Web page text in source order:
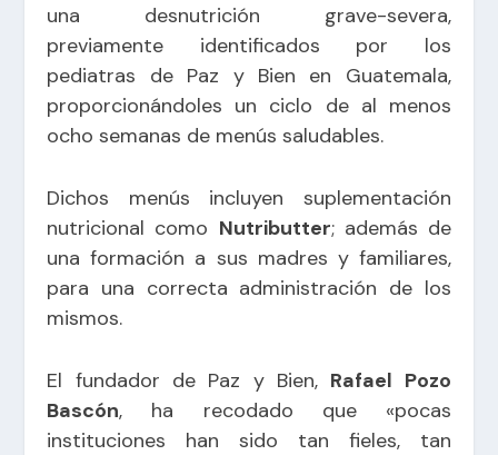
una desnutrición grave-severa,
previamente identificados por los
pediatras de Paz y Bien en Guatemala,
proporcionándoles un ciclo de al menos
ocho semanas de menús saludables.
Dichos menús incluyen suplementación
nutricional como Nutributter; además de
una formación a sus madres y familiares,
para una correcta administración de los
mismos.
El fundador de Paz y Bien, Rafael Pozo
Bascón, ha recodado que «pocas
instituciones han sido tan fieles, tan